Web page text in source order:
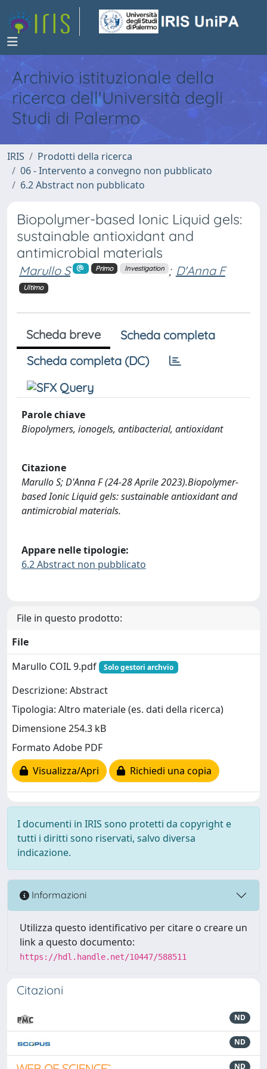
Archivio istituzionale della
ricerca dell'Università degli
Studi di Palermo
IRIS
Prodotti della ricerca
06 - Intervento a convegno non pubblicato
6.2 Abstract non pubblicato
Biopolymer-based Ionic Liquid gels:
sustainable antioxidant and
antimicrobial materials
Marullo S Primo Investigation ; D'Anna F
Ultimo
Scheda breve
Scheda completa
Scheda completa (DC)
Parole chiave
Biopolymers, ionogels, antibacterial, antioxidant
Citazione
Marullo S; D'Anna F (24-28 Aprile 2023).Biopolymer-
based Ionic Liquid gels: sustainable antioxidant and
antimicrobial materials.
Appare nelle tipologie:
6.2 Abstract non pubblicato
File in questo prodotto:
File
Marullo COIL 9.pdf
Solo gestori archvio
Descrizione: Abstract
Tipologia: Altro materiale (es. dati della ricerca)
Dimensione 254.3 kB
Formato Adobe PDF
Visualizza/Apri
Richiedi una copia
I documenti in IRIS sono protetti da copyright e
tutti i diritti sono riservati, salvo diversa
indicazione.
Informazioni
Utilizza questo identificativo per citare o creare un
link a questo documento:
https://hdl.handle.net/10447/588511
Citazioni
ND
ND
ND